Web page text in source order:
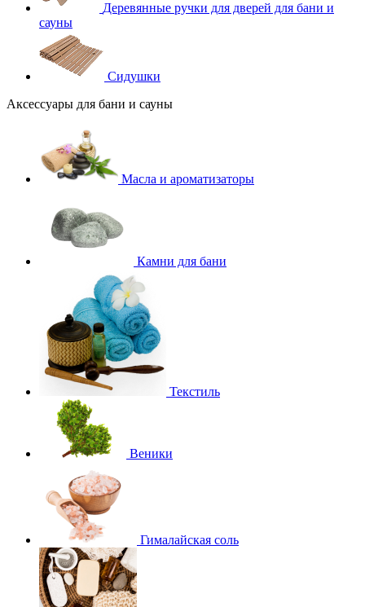
Деревянные ручки для дверей для бани и
сауны
Сидушки
Аксессуары для бани и сауны
Масла и ароматизаторы
Камни для бани
Текстиль
Веники
Гималайская соль